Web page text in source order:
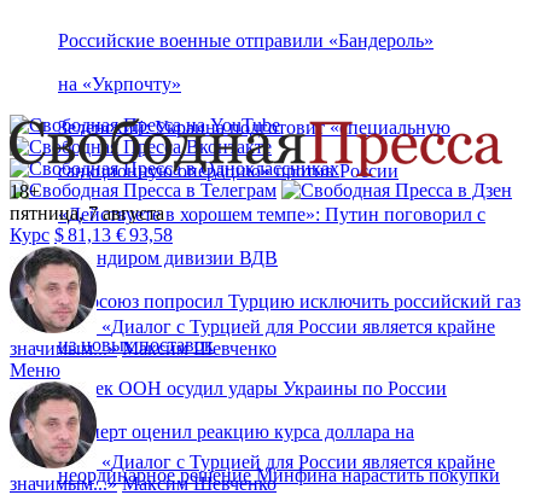
Российские военные отправили «Бандероль»
на «Укрпочту»
Зеленский: Украина подготовит «специальную
санкционную операцию» против России
«Действуете в хорошем темпе»: Путин поговорил с
командиром дивизии ВДВ
Евросоюз попросил Турцию исключить российский газ
из новых поставок
Генсек ООН осудил удары Украины по России
Эксперт оценил реакцию курса доллара на
неординарное решение Минфина нарастить покупки
18+
пятница, 7 августа
Курс $81,13 €93,58
«Диалог с Турцией для России является крайне
значимым...» Максим Шевченко
Меню
«Диалог с Турцией для России является крайне
значимым...» Максим Шевченко